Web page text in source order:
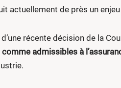
actuellement de près un
récente décision de la
admissibles à